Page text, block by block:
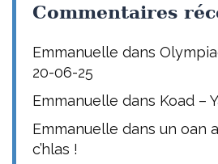
Commentaires
Emmanuelle dans
20-06-25
Emmanuelle dans Koad –
Emmanuelle dans un oan
c’hlas !